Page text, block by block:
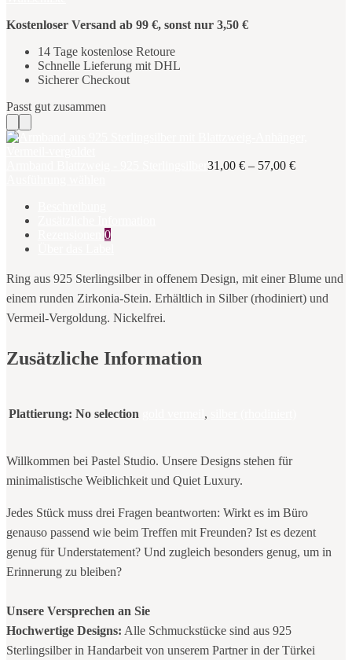
-
925
Sterlingsilber
Menge
Kostenloser Versand ab 99 €, sonst nur 3,50 €
14 Tage kostenlose Retoure
Schnelle Lieferung mit DHL
Sicherer Checkout
Passt gut zusammen
31,00 € – 57,00 €
0
Ring aus 925 Sterlingsilber in offenem Design, mit einer Blume und
einem runden Zirkonia-Stein. Erhältlich in Silber (rhodiniert) und
Vermeil-Vergoldung. Nickelfrei.
Zusätzliche Information
Plattierung: No selection ,
Willkommen bei Pastel Studio. Unsere Designs stehen für
minimalistische Weiblichkeit und Quiet Luxury.
Jedes Stück muss drei Fragen beantworten: Wirkt es im Büro
genauso passend wie beim Treffen mit Freunden? Ist es dezent
genug für Understatement? Und zugleich besonders genug, um in
Erinnerung zu bleiben?
Unsere Versprechen an Sie
Hochwertige Designs: Alle Schmuckstücke sind aus 925
Sterlingsilber in Handarbeit von unserem Partner in der Türkei